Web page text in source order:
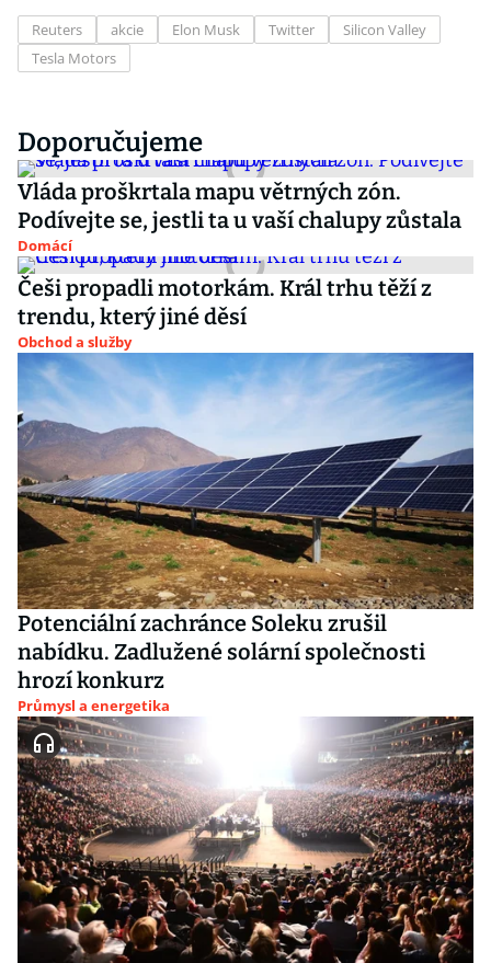
Reuters akcie Elon Musk Twitter
Silicon Valley
Tesla Motors
Doporučujeme
Vláda proškrtala mapu větrných zón.
Podívejte se, jestli ta u vaší chalupy zůstala
Domácí
Češi propadli motorkám. Král trhu těží z
trendu, který jiné děsí
Obchod a služby
Potenciální zachránce Soleku zrušil
nabídku. Zadlužené solární společnosti
hrozí konkurz
Průmysl a energetika